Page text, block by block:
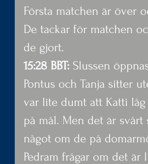
Första matchen är över
De tackar för matchen
de gjort.
15:28 BBT: Slussen
Pontus och Tanja sitter
var lite dumt att Katti
på mål. Men det är
något om de på
Pedram frågar om det